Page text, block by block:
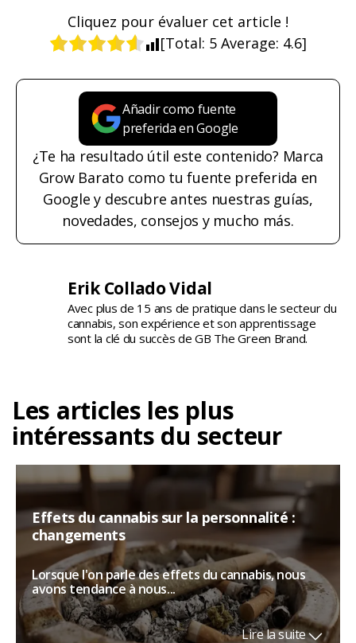
Cliquez pour évaluer cet article !
[Total: 5 Average: 4.6]
Añadir como fuente
preferida en Google
¿Te ha resultado útil este contenido? Marca
Grow Barato como tu fuente preferida en
Google y descubre antes nuestras guías,
novedades, consejos y mucho más.
Erik Collado Vidal
Avec plus de 15 ans de pratique dans le secteur du
cannabis, son expérience et son apprentissage
sont la clé du succès de GB The Green Brand.
Les articles les plus
intéressants du secteur
Effets du cannabis sur la personnalité :
changements
Lorsque l'on parle des effets du cannabis, nous
avons tendance à nous...
Lire la suite